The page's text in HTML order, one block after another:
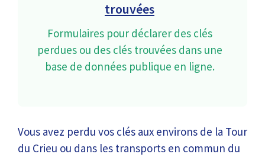
trouvées
Formulaires pour déclarer des clés
perdues ou des clés trouvées dans une
base de données publique en ligne.
Vous avez perdu vos clés aux environs de la Tour
du Crieu ou dans les transports en commun du